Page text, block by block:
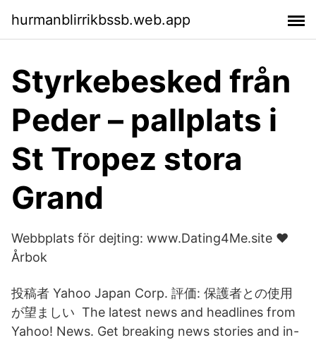
hurmanblirrikbssb.web.app
Styrkebesked från
Peder – pallplats i
St Tropez stora
Grand
Webbplats för dejting: www.Dating4Me.site ❤️
Årbok
投稿者 Yahoo Japan Corp. 評価: 保護者との使用
が望ましい The latest news and headlines from
Yahoo! News. Get breaking news stories and in-